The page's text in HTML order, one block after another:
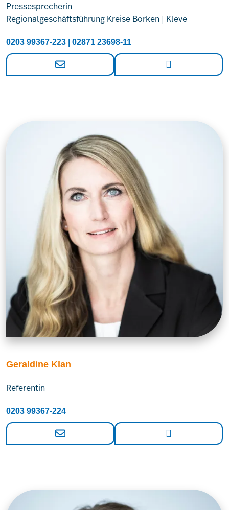
Pressesprecherin
Regionalgeschäftsführung Kreise Borken | Kleve
0203 99367-223 | 02871 23698-11
Geraldine Klan
Referentin
0203 99367-224